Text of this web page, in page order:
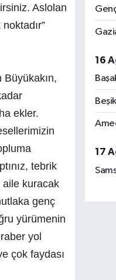
Aslolan
ekler.
tebrik
kuracak
genç
yürümenin
yol
çok faydası
16
17